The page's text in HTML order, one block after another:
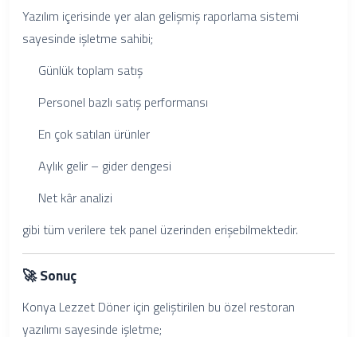
Yazılım içerisinde yer alan gelişmiş raporlama sistemi
sayesinde işletme sahibi;
Günlük toplam satış
Personel bazlı satış performansı
En çok satılan ürünler
Aylık gelir – gider dengesi
Net kâr analizi
gibi tüm verilere tek panel üzerinden erişebilmektedir.
🚀 Sonuç
Konya Lezzet Döner için geliştirilen bu özel restoran
yazılımı sayesinde işletme;